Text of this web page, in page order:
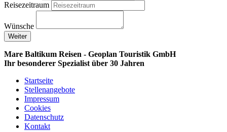
Reisezeitraum
Wünsche
Weiter
Mare Baltikum Reisen - Geoplan Touristik GmbH
Ihr besonderer Spezialist über 30 Jahren
Startseite
Stellenangebote
Impressum
Cookies
Datenschutz
Kontakt